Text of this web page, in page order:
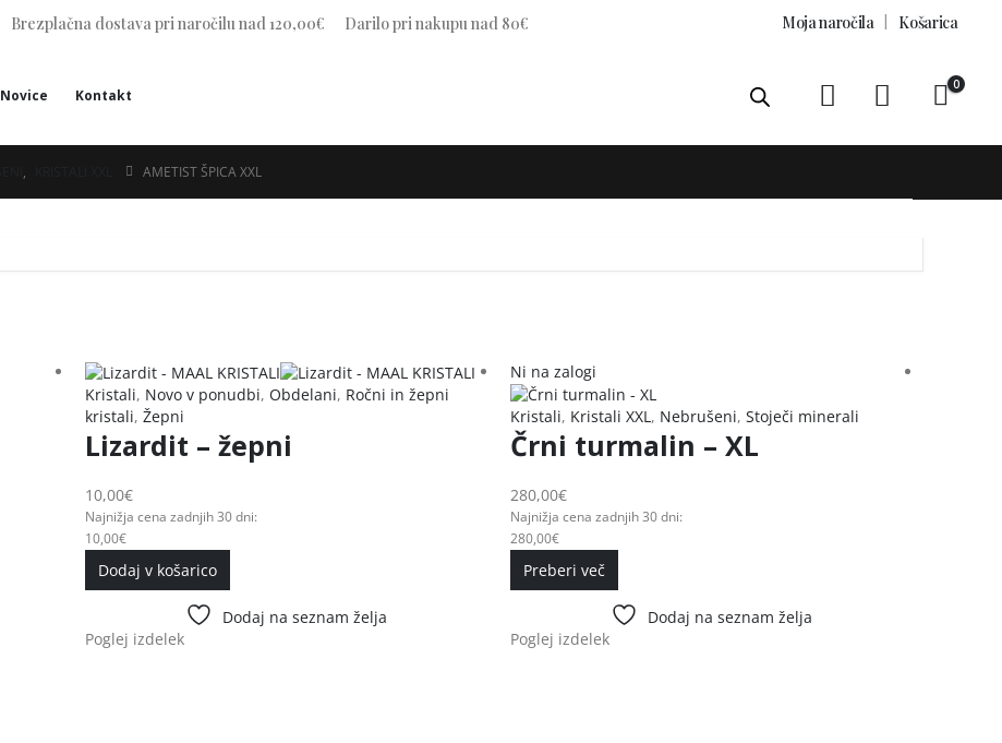
Brezplačna dostava pri naročilu nad 120,00€ Darilo pri nakupu nad 80€ Moja naročila Košarica
Novice Kontakt
0
, AMETIST ŠPICA XXL
Kristali, Novo v ponudbi,Obdelani, Ročni in žepni
kristali,Žepni
Lizardit – žepni
10,00€
Najnižja cena zadnjih 30 dni:
10,00€
Dodaj v košarico
Dodaj na seznam želja
Poglej izdelek
Ni na zalogi
Kristali, Kristali XXL, Nebrušeni, Stoječi minerali
Črni turmalin – XL
280,00€
Najnižja cena zadnjih 30 dni:
280,00€
Preberi več
Dodaj na seznam želja
Poglej izdelek